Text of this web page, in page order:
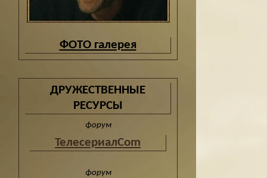
ФОТО галерея
ДРУЖЕСТВЕННЫЕ
РЕСУРСЫ
форум
ТелесериалCom
форум